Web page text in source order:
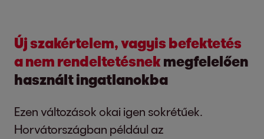
Új szakértelem, vagyis befektetés
a nem rendeltetésnekmegfelelően
használt ingatlanokba
Ezen változások okai igen sokrétűek.
Horvátországban például az